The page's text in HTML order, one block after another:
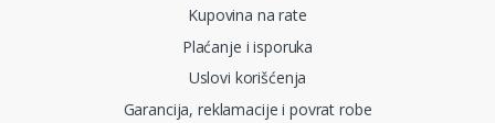
Kupovina na rate
Plaćanje i isporuka
Uslovi korišćenja
Garancija, reklamacije i povrat robe